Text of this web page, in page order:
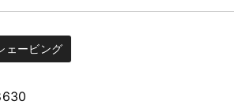
ェービング